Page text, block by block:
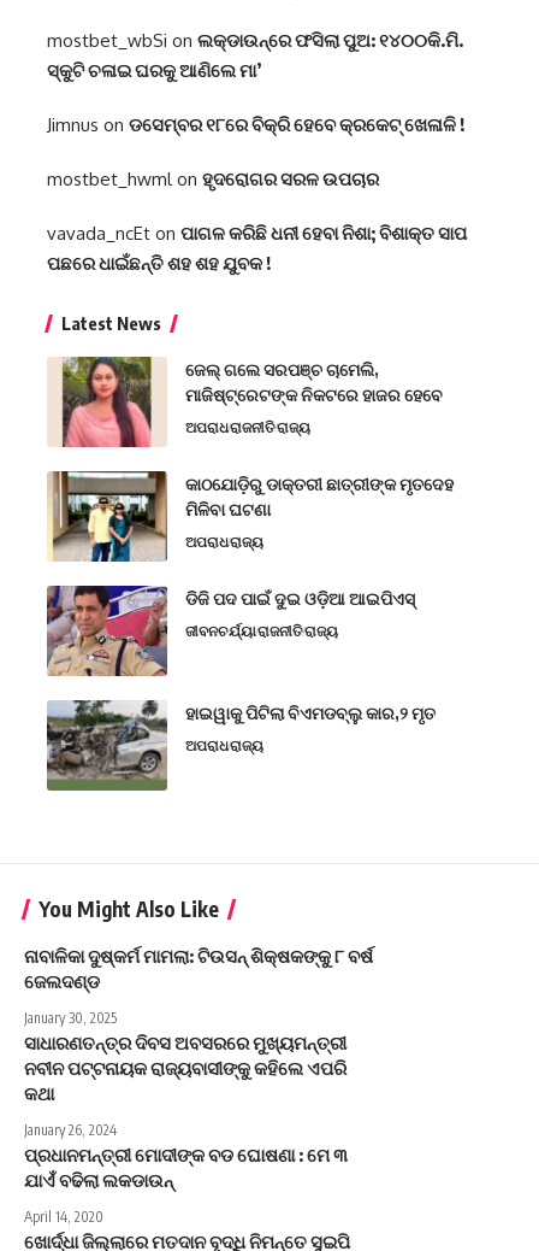
mostbet_wbSi on ଲକ୍‌ଡାଉନ୍‌ରେ ଫସିଲା ପୁଅ: ୧୪୦୦କି.ମି.
ସ୍କୁଟି ଚଳାଇ ଘରକୁ ଆଣିଲେ ମା’
Jimnus on ଡସେମ୍ବର ୧୮ରେ ବିକ୍ରି ହେବେ କ୍ରକେଟ୍ ଖେଳାଳି !
mostbet_hwmlon ହୃଦରୋଗର ସରଳ ଉପଚାର
vavada_ncEt on ପାଗଳ କରିଛି ଧନୀ ହେବା ନିଶା; ବିଶାକ୍ତ ସାପ
ପଛରେ ଧାଇଁଛନ୍ତି ଶହ ଶହ ଯୁବକ !
Latest News
ଜେଲ୍ ଗଲେ ସରପଞ୍ଚ ଚାମେଲି,
ମାଜିଷ୍ଟ୍ରେଟଙ୍କ ନିକଟରେ ହାଜର ହେବେ
ଅପରାଧରାଜନୀତିରାଜ୍ୟ
କାଠଯୋଡ଼ିରୁ ଡାକ୍ତରୀ ଛାତ୍ରୀଙ୍କ ମୃତଦେହ
ମିଳିବା ଘଟଣା
ଅପରାଧରାଜ୍ୟ
ଡିଜି ପଦ ପାଇଁ ଦୁଇ ଓଡ଼ିଆ ଆଇପିଏସ୍
ଜୀବନଚର୍ଯ୍ୟାରାଜନୀତିରାଜ୍ୟ
ହାଇୱାକୁ ପିଟିଲା ବିଏମଡବ୍ଲୁ କାର,୨ ମୃତ
ଅପରାଧରାଜ୍ୟ
You Might Also Like
ନାବାଳିକା ଦୁଷ୍କର୍ମ ମାମଲା: ଟିଉସନ୍ ଶିକ୍ଷକଙ୍କୁ ୮ ବର୍ଷ
ଜେଲଦଣ୍ଡ
January 30, 2025
ସାଧାରଣତନ୍ତ୍ର ଦିବସ ଅବସରରେ ମୁଖ୍ୟମନ୍ତ୍ରୀ
ନବୀନ ପଟ୍ଟନାୟକ ରାଜ୍ୟବାସୀଙ୍କୁ କହିଲେ ଏପରି
କଥା
January 26, 2024
ପ୍ରଧାନମନ୍ତ୍ରୀ ମୋଦୀଙ୍କ ବଡ ଘୋଷଣା : ମେ ୩
ଯାଏଁ ବଢିଲା ଲକଡାଉନ୍
April 14, 2020
ଖୋର୍ଦ୍ଧା ଜିଲ୍ଲାରେ ମତଦାନ ବୃଦ୍ଧି ନିମନ୍ତେ ସୁଇପି